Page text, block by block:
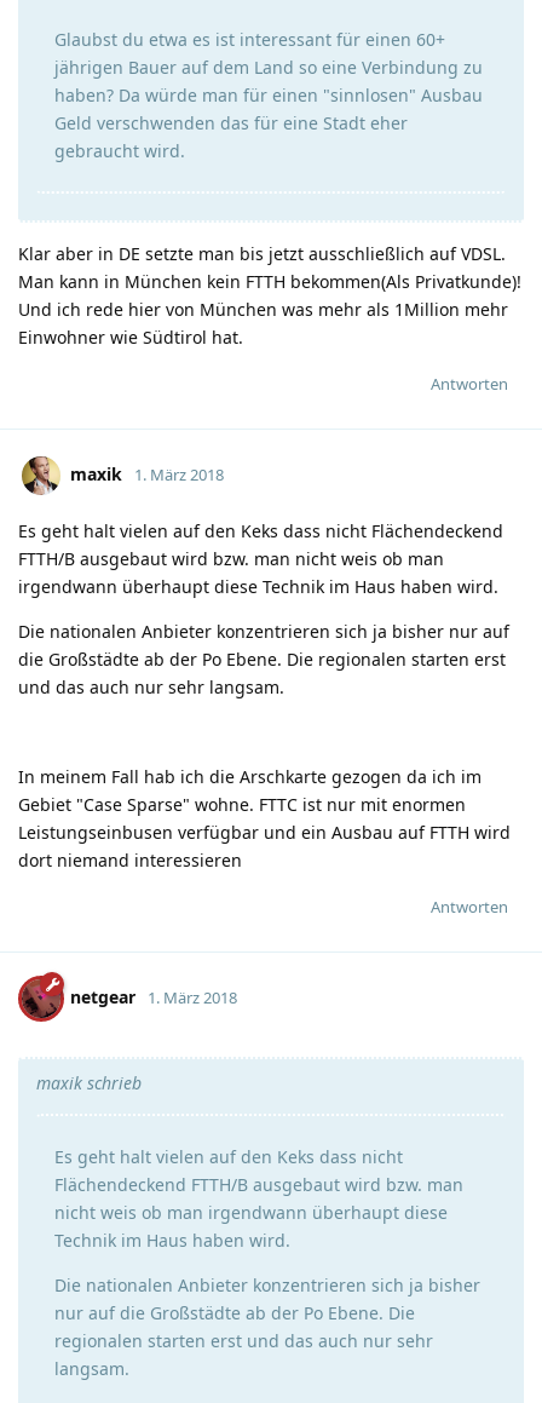
Glaubst du etwa es ist interessant für einen 60+
jährigen Bauer auf dem Land so eine Verbindung zu
haben? Da würde man für einen "sinnlosen" Ausbau
Geld verschwenden das für eine Stadt eher
gebraucht wird.
Klar aber in DE setzte man bis jetzt ausschließlich auf VDSL.
Man kann in München kein FTTH bekommen(Als Privatkunde)!
Und ich rede hier von München was mehr als 1Million mehr
Einwohner wie Südtirol hat.
Antworten
maxik 1. März 2018
Es geht halt vielen auf den Keks dass nicht Flächendeckend
FTTH/B ausgebaut wird bzw. man nicht weis ob man
irgendwann überhaupt diese Technik im Haus haben wird.
Die nationalen Anbieter konzentrieren sich ja bisher nur auf
die Großstädte ab der Po Ebene. Die regionalen starten erst
und das auch nur sehr langsam.
In meinem Fall hab ich die Arschkarte gezogen da ich im
Gebiet "Case Sparse" wohne. FTTC ist nur mit enormen
Leistungseinbusen verfügbar und ein Ausbau auf FTTH wird
dort niemand interessieren
Antworten
netgear 1. März 2018
maxik schrieb
Es geht halt vielen auf den Keks dass nicht
Flächendeckend FTTH/B ausgebaut wird bzw. man
nicht weis ob man irgendwann überhaupt diese
Technik im Haus haben wird.
Die nationalen Anbieter konzentrieren sich ja bisher
nur auf die Großstädte ab der Po Ebene. Die
regionalen starten erst und das auch nur sehr
langsam.